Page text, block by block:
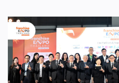
2026 ให้แก่ผู้ประกอบธุรกิจแฟรนไ
ของกรมฯ นายพูนพงษ์ นัยนาภ
การค้า กระทรวงพาณิชย์ เปิดเผย
“งานแฟรนไชส์ เอ็กซ์โป ไทยแลนด์
โป (Franchise Expo Thailand
เป็นงานแสดงธุรกิจแฟรนไชส์ชั้น
คอร์ปอเรชัน จำกัด เพื่อยกระดับศั